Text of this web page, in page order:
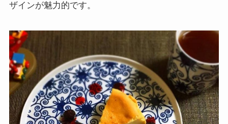
ザインが魅力的です。